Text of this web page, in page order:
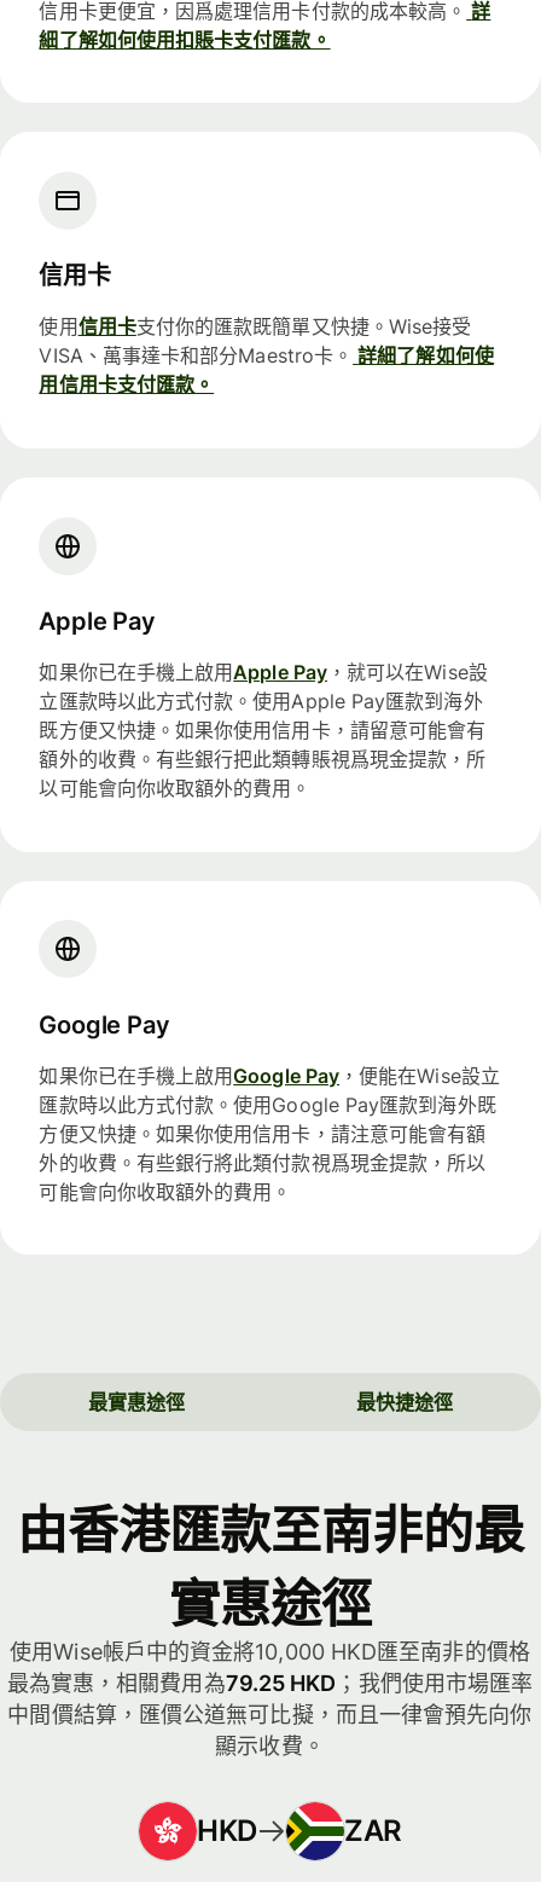
信用卡更便宜，因爲處理信用卡付款的成本較高。 詳
細了解如何使用扣賬卡支付匯款。
信用卡
使用信用卡支付你的匯款既簡單又快捷。Wise接受
VISA、萬事達卡和部分Maestro卡。 詳細了解如何使
用信用卡支付匯款。
Apple Pay
如果你已在手機上啟用Apple Pay，就可以在Wise設
立匯款時以此方式付款。使用Apple Pay匯款到海外
既方便又快捷。如果你使用信用卡，請留意可能會有
額外的收費。有些銀行把此類轉賬視爲現金提款，所
以可能會向你收取額外的費用。
Google Pay
如果你已在手機上啟用Google Pay ，便能在Wise設立
匯款時以此方式付款。使用Google Pay匯款到海外既
方便又快捷。如果你使用信用卡，請注意可能會有額
外的收費。有些銀行將此類付款視爲現金提款，所以
可能會向你收取額外的費用。
最實惠途徑 最快捷途徑
由香港匯款至南非的最
實惠途徑
使用Wise帳戶中的資金將10,000 HKD匯至南非的價格
最為實惠，相關費用為79.25 HKD ；我們使用市場匯率
中間價結算，匯價公道無可比擬，而且一律會預先向你
顯示收費。
HKD ZAR